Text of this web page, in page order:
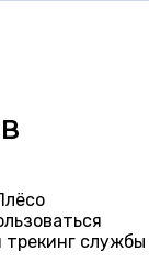
службы